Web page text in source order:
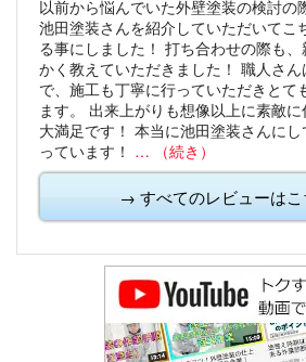
以前から悩んでいた外壁塗装の検討の
池田塗装さんを紹介していただいてこ
る事にしました！ 打ち合わせの際も
かく教えていただきました！ 職人さん
で、施工も丁寧に行っていただきとて
ます。
出来上がりも想像以上に素敵
大満足です！ 本当に池田塗装さんに
っています！ … （続き）
→ すべてのレビューはこ